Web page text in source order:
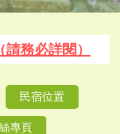
務必詳閱）
民宿位置
專頁